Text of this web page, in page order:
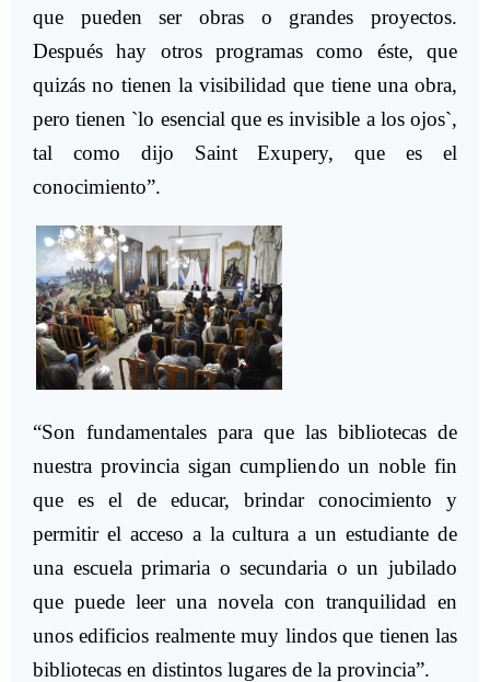
que pueden ser obras o grandes proyectos.
Después hay otros programas como éste, que
quizás no tienen la visibilidad que tiene una obra,
pero tienen `lo esencial que es invisible a los ojos`,
tal como dijo Saint Exupery, que es el
conocimiento”.
“Son fundamentales para que las bibliotecas de
nuestra provincia sigan cumpliendo un noble fin
que es el de educar, brindar conocimiento y
permitir el acceso a la cultura a un estudiante de
una escuela primaria o secundaria o un jubilado
que puede leer una novela con tranquilidad en
unos edificios realmente muy lindos que tienen las
bibliotecas en distintos lugares de la provincia”.